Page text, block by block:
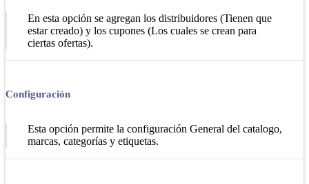
En esta opción se agregan los distribuidores (Tienen que
estar creado) y los cupones (Los cuales se crean para
ciertas ofertas).
Configuración
Esta opción permite la configuración General del catalogo,
marcas, categorías y etiquetas.